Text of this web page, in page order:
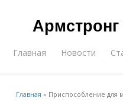
Главная Новости
Главная » Приспособление для